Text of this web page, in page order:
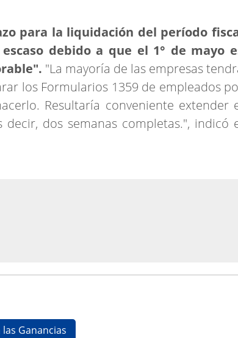
para la liquidación del período
debido a que el 1° de mayo
"La mayoría de las empresas
los Formularios 1359 de empleados
Resultaría conveniente extender
dos semanas completas.", indicó
Ganancias